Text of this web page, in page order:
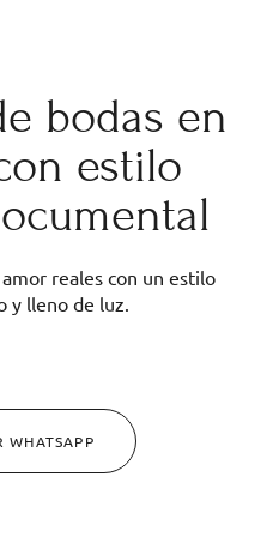
bodas en
estilo
reales con un estilo
y lleno de luz.
WHATSAPP